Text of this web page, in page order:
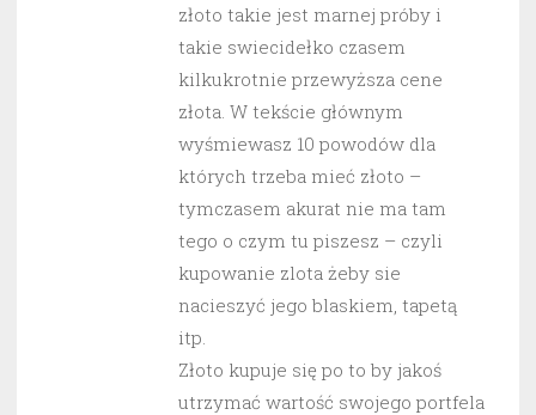
złoto takie jest marnej próby i
takie swiecidełko czasem
kilkukrotnie przewyższa cene
złota. W tekście głównym
wyśmiewasz 10 powodów dla
których trzeba mieć złoto –
tymczasem akurat nie ma tam
tego o czym tu piszesz – czyli
kupowanie zlota żeby sie
nacieszyć jego blaskiem, tapetą
itp.
Złoto kupuje się po to by jakoś
utrzymać wartość swojego portfela